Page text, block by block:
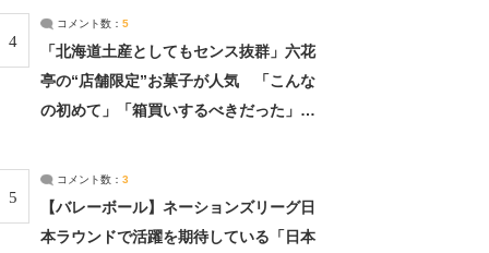
4
コメント数： 5
「北海道土産としてもセンス抜群」六花
亭の“店舗限定”お菓子が人気 「こんな
の初めて」「箱買いするべきだった」
5
コメント数： 3
【バレーボール】ネーションズリーグ日
本ラウンドで活躍を期待している「日本